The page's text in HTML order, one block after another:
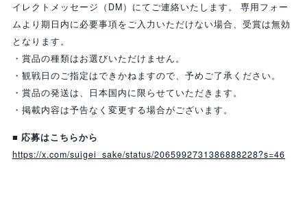
イレクトメッセージ（DM）にてご連絡いたします。 専用フォー
ムより期日内に必要事項をご入力いただけない場合、受賞は無効
となります。
・賞品の種類はお選びいただけません。
・観戦日のご指定はできかねますので、予めご了承ください。
・賞品の発送は、日本国内に限らせていただきます。
・掲載内容は予告なく変更する場合がございます。
■ 応募はこちらから
https://x.com/suigei_sake/status/2065992731386888228?s=46